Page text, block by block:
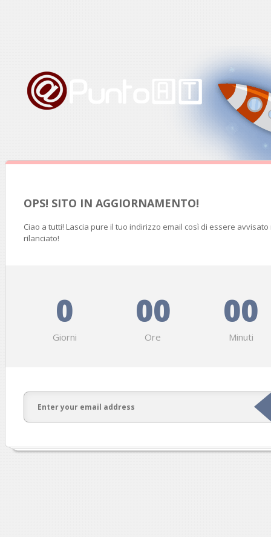
OPS! SITO IN AGGIORNAMENTO!
Ciao a tutti! Lascia pure il tuo indirizzo email così di essere
rilanciato!
0
Giorni
00
Ore
00
Minuti